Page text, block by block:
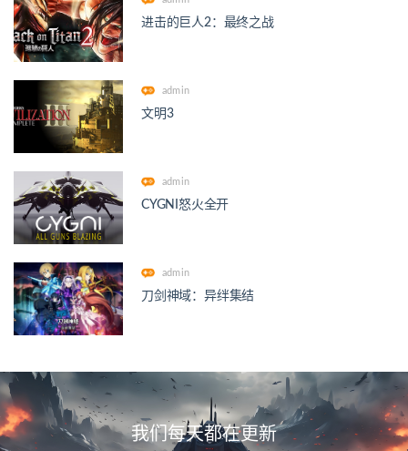
进击的巨人2：最终之战
admin
文明3
admin
CYGNI怒火全开
admin
刀剑神域：异绊集结
我们每天都在更新